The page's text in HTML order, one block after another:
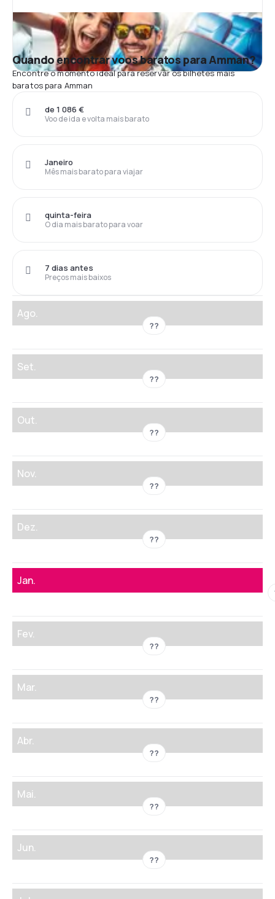
Quando encontrar voos baratos para Amman?
Encontre o momento ideal para reservar os bilhetes mais
baratos para Amman
Voo de ida e volta mais barato
de 1 086 €
Mês mais barato para viajar
Janeiro
O dia mais barato para voar
quinta-feira
Preços mais baixos
7 dias antes
Ago.
??
Set.
??
Out.
??
Nov.
??
Dez.
??
Jan.
Fev.
??
Mar.
??
Abr.
??
Mai.
??
Jun.
??